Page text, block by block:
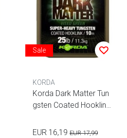
Sale
KORDA
Korda Dark Matter Tun
gsten Coated Hooklink
EUR 16,19 EUR 17,99